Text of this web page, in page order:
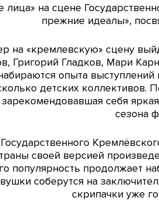
на сцене
прежние идеалы»,
на «кремлевскую» сцену
Григорий Гладков, Мари
опыта
детских коллективов.
себя
сезона
своей версией
популярность продолжает
соберутся на
скрипачки уже